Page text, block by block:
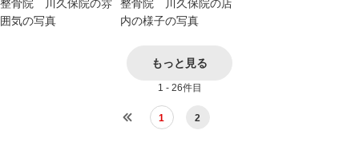
もっと見る
1 - 26件目
1 2